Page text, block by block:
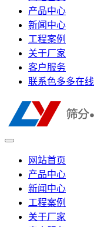
产品中心
新闻中心
工程案例
关于厂家
客户服务
联系色多多在
网站首页
产品中心
新闻中心
工程案例
关于厂家